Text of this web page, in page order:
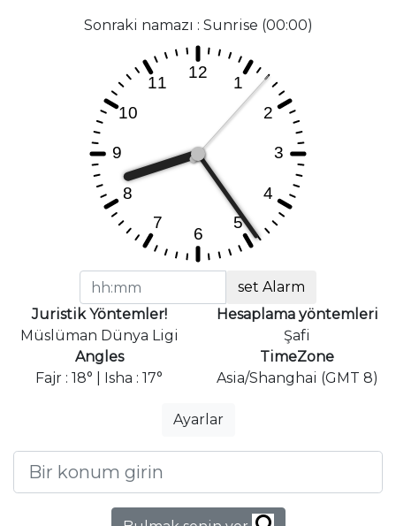
Sonraki namazı : Sunrise (00:00)
set Alarm
Juristik Yöntemler!
Müslüman Dünya Ligi
Hesaplama yöntemleri
Şafi
Angles
Fajr : 18° | Isha : 17°
TimeZone
Asia/Shanghai (GMT 8)
Ayarlar